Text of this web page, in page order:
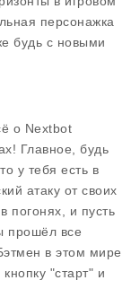
персонажка
будь с новыми
о Nextbot
Главное, будь
у тебя есть в
атаку от своих
погонях, и пусть
прошёл все
в этом мире
"старт" и